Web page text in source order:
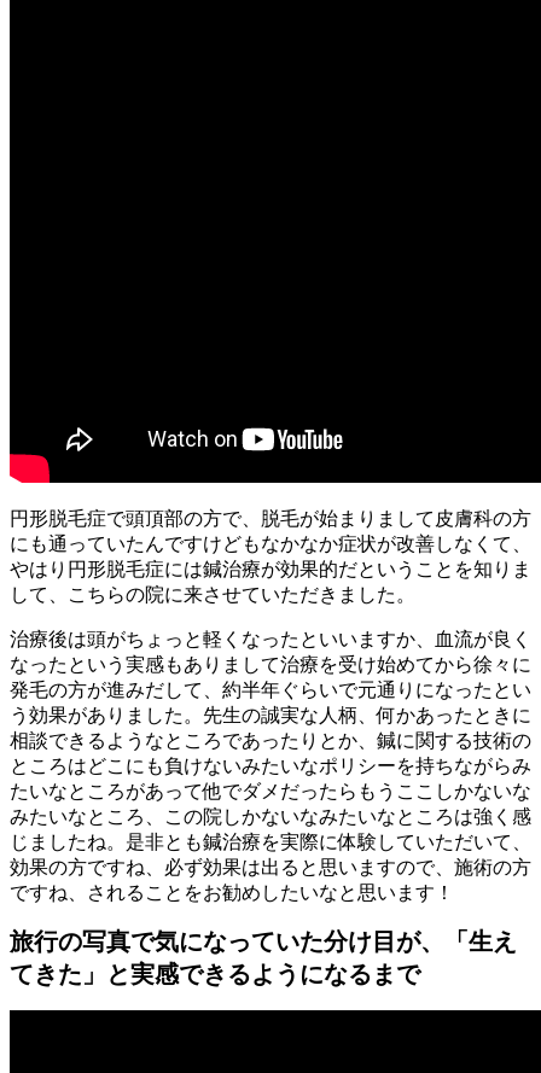
円形脱毛症で頭頂部の方で、脱毛が始まりまして皮膚科の方
にも通っていたんですけどもなかなか症状が改善しなくて、
やはり円形脱毛症には鍼治療が効果的だということを知りま
して、こちらの院に来させていただきました。
治療後は頭がちょっと軽くなったといいますか、血流が良く
なったという実感もありまして治療を受け始めてから徐々に
発毛の方が進みだして、約半年ぐらいで元通りになったとい
う効果がありました。先生の誠実な人柄、何かあったときに
相談できるようなところであったりとか、鍼に関する技術の
ところはどこにも負けないみたいなポリシーを持ちながらみ
たいなところがあって他でダメだったらもうここしかないな
みたいなところ、この院しかないなみたいなところは強く感
じましたね。是非とも鍼治療を実際に体験していただいて、
効果の方ですね、必ず効果は出ると思いますので、施術の方
ですね、されることをお勧めしたいなと思います！
旅行の写真で気になっていた分け目が、「生え
てきた」と実感できるようになるまで